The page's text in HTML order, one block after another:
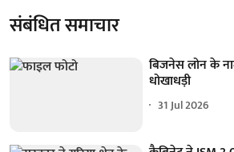
संबंधित समाचार
बिजनेस लोन के
धोखाधड़ी
31 Jul 2026